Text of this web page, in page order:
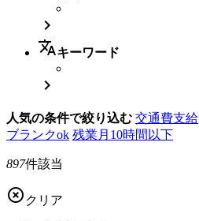

translateキーワード

人気の条件で絞り込む 交通費支給
ブランクok 残業月10時間以下
897件該当
 クリア